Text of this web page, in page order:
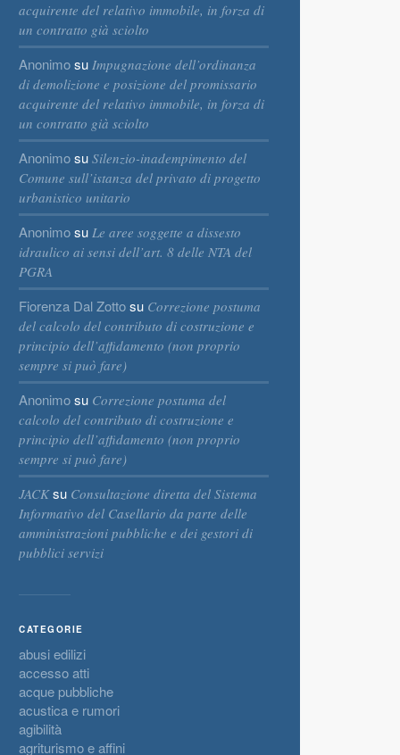
acquirente del relativo immobile, in forza di
un contratto già sciolto
Anonimosu Impugnazione dell’ordinanza
di demolizione e posizione del promissario
acquirente del relativo immobile, in forza di
un contratto già sciolto
Anonimosu Silenzio-inadempimento del
Comune sull’istanza del privato di progetto
urbanistico unitario
Anonimosu Le aree soggette a dissesto
idraulico ai sensi dell’art. 8 delle NTA del
PGRA
Fiorenza Dal Zottosu Correzione postuma
del calcolo del contributo di costruzione e
principio dell’affidamento (non proprio
sempre si può fare)
Anonimosu Correzione postuma del
calcolo del contributo di costruzione e
principio dell’affidamento (non proprio
sempre si può fare)
JACKsu Consultazione diretta del Sistema
Informativo del Casellario da parte delle
amministrazioni pubbliche e dei gestori di
pubblici servizi
CATEGORIE
abusi edilizi
accesso atti
acque pubbliche
acustica e rumori
agibilità
agriturismo e affini